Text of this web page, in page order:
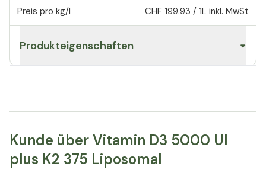
Preis pro kg/l CHF 199.93 / 1L inkl. MwSt
Produkteigenschaften
Kunde über Vitamin D3 5000 UI
plus K2 375 Liposomal